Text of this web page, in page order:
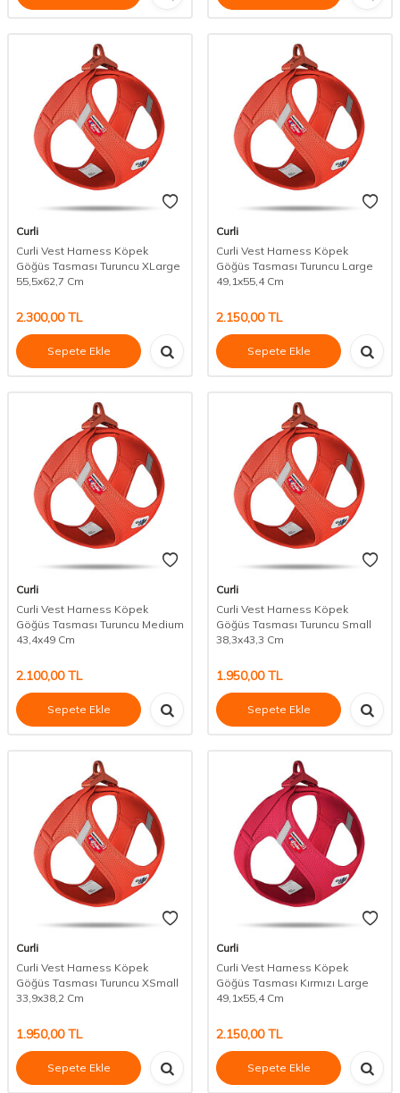
Curli
Curli Vest Harness Köpek
Göğüs Tasması Turuncu XLarge
55,5x62,7 Cm
2.300,00TL
Sepete Ekle
Curli
Curli Vest Harness Köpek
Göğüs Tasması Turuncu Large
49,1x55,4 Cm
2.150,00TL
Sepete Ekle
Curli
Curli Vest Harness Köpek
Göğüs Tasması Turuncu Medium
43,4x49 Cm
2.100,00TL
Sepete Ekle
Curli
Curli Vest Harness Köpek
Göğüs Tasması Turuncu Small
38,3x43,3 Cm
1.950,00TL
Sepete Ekle
Curli
Curli Vest Harness Köpek
Göğüs Tasması Turuncu XSmall
33,9x38,2 Cm
1.950,00TL
Sepete Ekle
Curli
Curli Vest Harness Köpek
Göğüs Tasması Kırmızı Large
49,1x55,4 Cm
2.150,00TL
Sepete Ekle